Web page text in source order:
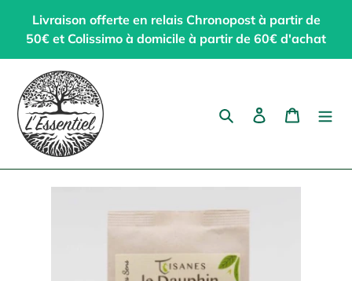
Livraison offerte en relais Chronopost à partir de
50€ et Colissimo à domicile à partir de 60€ d'achat
RechercherSe connecter
Panier